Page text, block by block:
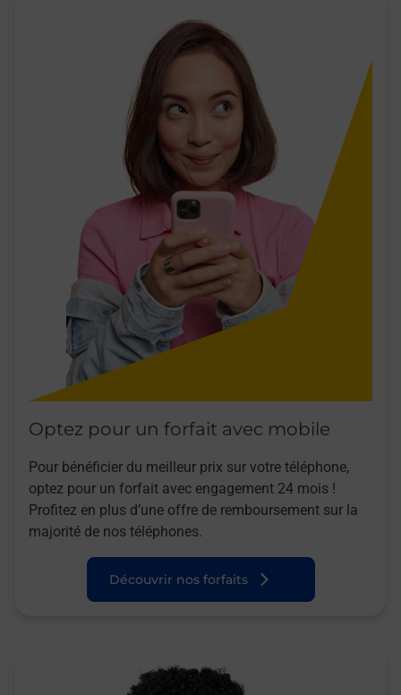
Optez pour un forfait avec mobile
Pour bénéficier du meilleur prix sur votre téléphone,
optez pour un forfait avec engagement 24 mois !
Profitez en plus d’une offre de remboursement sur la
majorité de nos téléphones.
Découvrir nos forfaits